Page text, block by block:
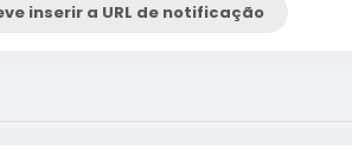
inserir a URL de notificação